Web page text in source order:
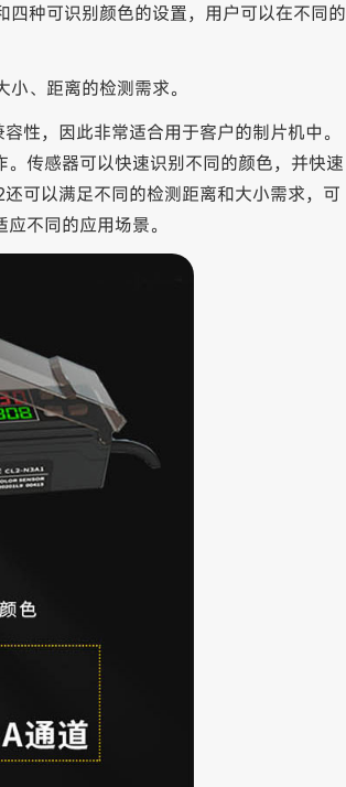
种可识别颜色的设置，用户可以在不同的
、距离的检测需求。
性，因此非常适合用于客户的制片机中。
传感器可以快速识别不同的颜色，并快速
可以满足不同的检测距离和大小需求，可
不同的应用场景。